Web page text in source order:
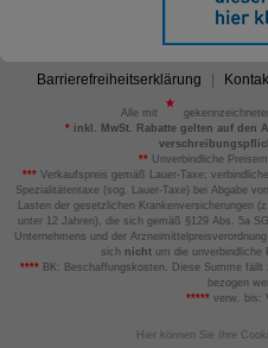
Barrierefreiheitserklärung
Alle mit
*inkl. MwSt. Rabatte gelten auf den
** Unverbindliche
*** Verkaufspreis gemäß Lauer-Taxe;
Spezialitätentaxe (sog. Lauer-Taxe) bei Abgabe
Lasten der gesetzlichen Krankenversicherungen
unter 12 Jahren), die sich gemäß §129 Abs. 5a
Unternehmens und der
sich nicht um die unverbindliche
****BK: Beschaffungskosten. Diese Summe
bezogen
*****verw. bis:
Hier können Sie Ihre